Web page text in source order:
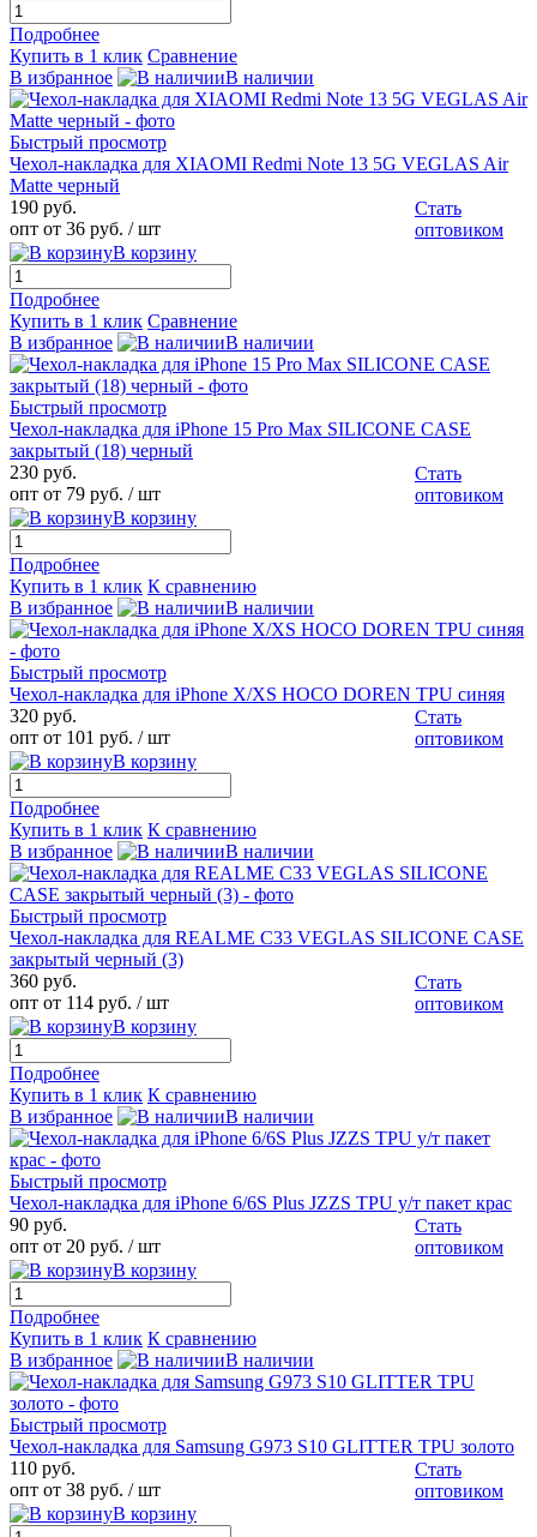
Подробнее
Купить в 1 клик Сравнение
В избранное
В наличии
Быстрый просмотр
Чехол-накладка для XIAOMI Redmi Note 13 5G VEGLAS Air
Matte черный
190 руб.
опт от 36 руб. / шт
Стать
оптовиком
В корзину
Подробнее
Купить в 1 клик Сравнение
В избранное
В наличии
Быстрый просмотр
Чехол-накладка для iPhone 15 Pro Max SILICONE CASE
закрытый (18) черный
230 руб.
опт от 79 руб. / шт
Стать
оптовиком
В корзину
Подробнее
Купить в 1 клик К сравнению
В избранное
В наличии
Быстрый просмотр
Чехол-накладка для iPhone X/XS HOCO DOREN TPU синяя
320 руб.
опт от 101 руб. / шт
Стать
оптовиком
В корзину
Подробнее
Купить в 1 клик К сравнению
В избранное
В наличии
Быстрый просмотр
Чехол-накладка для REALME C33 VEGLAS SILICONE CASE
закрытый черный (3)
360 руб.
опт от 114 руб. / шт
Стать
оптовиком
В корзину
Подробнее
Купить в 1 клик К сравнению
В избранное
В наличии
Быстрый просмотр
Чехол-накладка для iPhone 6/6S Plus JZZS TPU у/т пакет крас
90 руб.
опт от 20 руб. / шт
Стать
оптовиком
В корзину
Подробнее
Купить в 1 клик К сравнению
В избранное
В наличии
Быстрый просмотр
Чехол-накладка для Samsung G973 S10 GLITTER TPU золото
110 руб.
опт от 38 руб. / шт
Стать
оптовиком
В корзину